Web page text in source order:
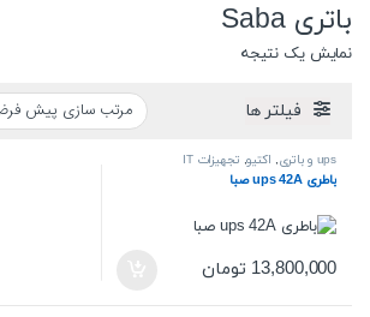
باتری Saba
نمایش یک نتیجه
فیلتر ها
ups و باتری , اکتیو, تجهیزات IT
باطری ups 42A صبا
13,800,000 تومان